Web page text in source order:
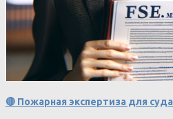
🔴 Пожарная экспертиза для суда